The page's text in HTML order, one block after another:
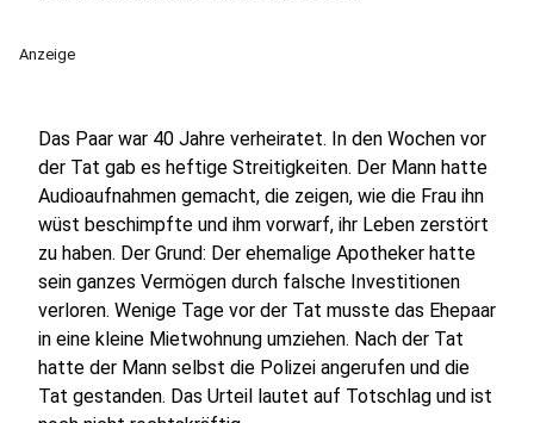
Anzeige
Das Paar war 40 Jahre verheiratet. In den Wochen vor
der Tat gab es heftige Streitigkeiten. Der Mann hatte
Audioaufnahmen gemacht, die zeigen, wie die Frau ihn
wüst beschimpfte und ihm vorwarf, ihr Leben zerstört
zu haben. Der Grund: Der ehemalige Apotheker hatte
sein ganzes Vermögen durch falsche Investitionen
verloren. Wenige Tage vor der Tat musste das Ehepaar
in eine kleine Mietwohnung umziehen. Nach der Tat
hatte der Mann selbst die Polizei angerufen und die
Tat gestanden. Das Urteil lautet auf Totschlag und ist